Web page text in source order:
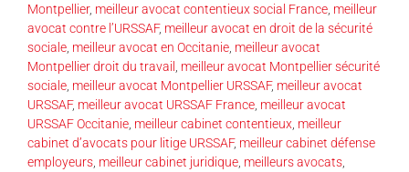
Montpellier, meilleur avocat contentieux social France meilleur
avocat contre l’URSSAF, meilleur avocat en droit de la sécurité
sociale meilleur avocat en Occitanie meilleur avocat
Montpellier droit du travail meilleur avocat Montpellier sécurité
sociale meilleur avocat Montpellier URSSAF, meilleur avocat
URSSAF, meilleur avocat URSSAF France meilleur avocat
URSSAF Occitanie meilleur cabinet contentieux meilleur
cabinet d’avocats pour litige URSSAF, meilleur cabinet défense
employeurs meilleur cabinet juridique meilleurs avocats